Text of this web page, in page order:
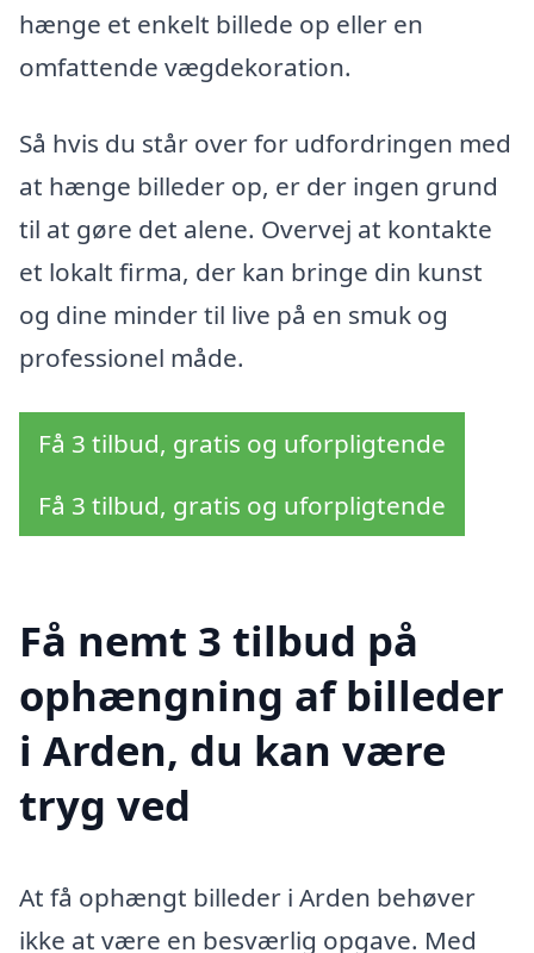
hænge et enkelt billede op eller en
omfattende vægdekoration.
Så hvis du står over for udfordringen med
at hænge billeder op, er der ingen grund
til at gøre det alene. Overvej at kontakte
et lokalt firma, der kan bringe din kunst
og dine minder til live på en smuk og
professionel måde.
Få 3 tilbud, gratis og uforpligtende
Få 3 tilbud, gratis og uforpligtende
Få nemt 3 tilbud på
ophængning af billeder
i Arden, du kan være
tryg ved
At få ophængt billeder i Arden behøver
ikke at være en besværlig opgave. Med